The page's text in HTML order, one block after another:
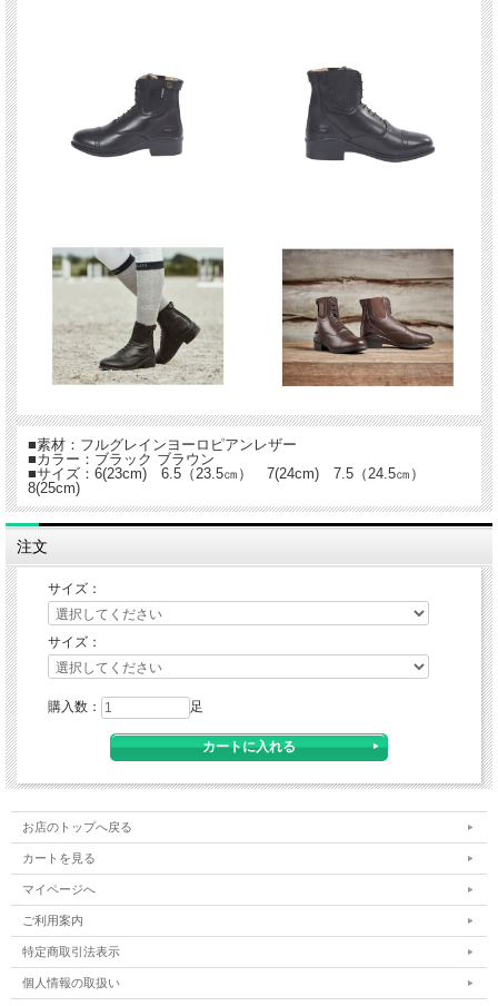
■素材：フルグレインヨーロピアンレザー
■カラー：ブラック ブラウン
■サイズ：6(23cm) 6.5（23.5㎝） 7(24cm) 7.5（24.5㎝）
8(25cm)
注文
サイズ：
サイズ：
購入数： 足
お店のトップへ戻る
カートを見る
マイページへ
ご利用案内
特定商取引法表示
個人情報の取扱い